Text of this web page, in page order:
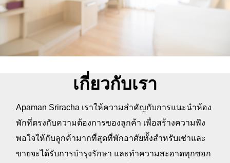
เกี่ยวกับเรา
Apaman Sriracha เราให้ความสำคัญกับการแนะนำห้อง
พักที่ตรงกับความต้องการของลูกค้า เพื่อสร้างความพึง
พอใจให้กับลูกค้ามากที่สุดที่พักอาศัยทั้งสำหรับเช่าและ
ขายจะได้รับการบำรุงรักษา และทำความสะอาดทุกซอก